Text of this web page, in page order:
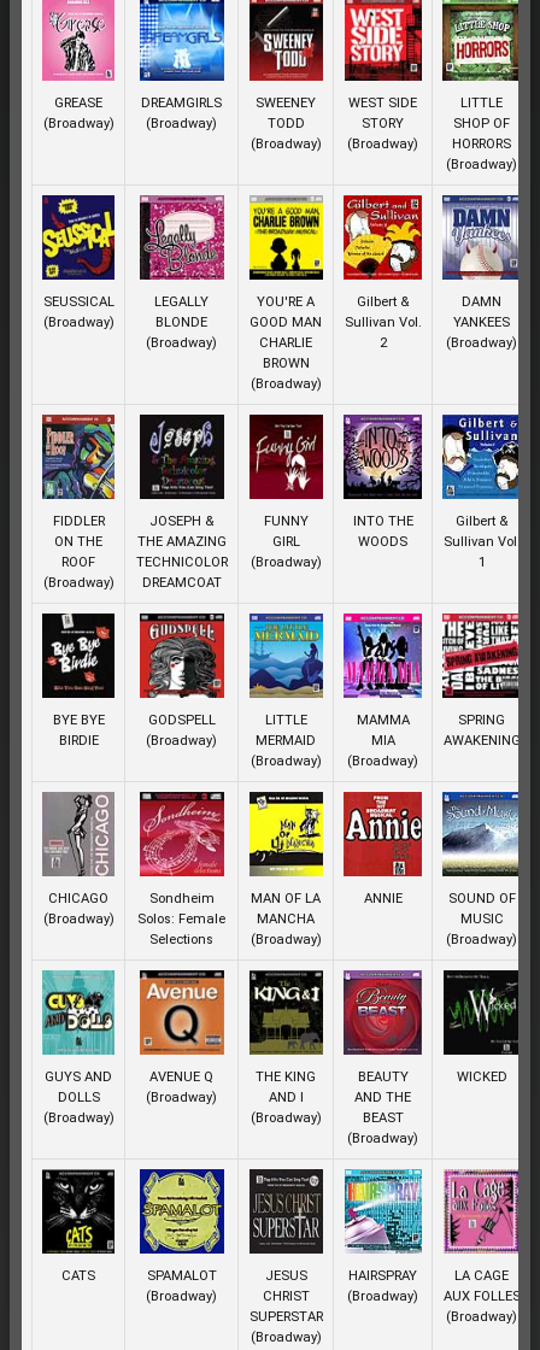
GREASE
(Broadway)
DREAMGIRLS
(Broadway)
SWEENEY
TODD
(Broadway)
WEST SIDE
STORY
(Broadway)
LITTLE
SHOP OF
HORRORS
(Broadway)
SEUSSICAL
(Broadway)
LEGALLY
BLONDE
(Broadway)
YOU'RE A
GOOD MAN
CHARLIE
BROWN
(Broadway)
Gilbert &
Sullivan Vol.
2
DAMN
YANKEES
(Broadway)
FIDDLER
ON THE
ROOF
(Broadway)
JOSEPH &
THE AMAZING
TECHNICOLOR
DREAMCOAT
FUNNY
GIRL
(Broadway)
INTO THE
WOODS
Gilbert &
Sullivan Vol.
1
BYE BYE
BIRDIE
GODSPELL
(Broadway)
LITTLE
MERMAID
(Broadway)
MAMMA
MIA
(Broadway)
SPRING
AWAKENING
CHICAGO
(Broadway)
Sondheim
Solos: Female
Selections
MAN OF LA
MANCHA
(Broadway)
ANNIE
SOUND OF
MUSIC
(Broadway)
GUYS AND
DOLLS
(Broadway)
AVENUE Q
(Broadway)
THE KING
AND I
(Broadway)
BEAUTY
AND THE
BEAST
(Broadway)
WICKED
CATS
SPAMALOT
(Broadway)
JESUS
CHRIST
SUPERSTAR
(Broadway)
HAIRSPRAY
(Broadway)
LA CAGE
AUX FOLLES
(Broadway)